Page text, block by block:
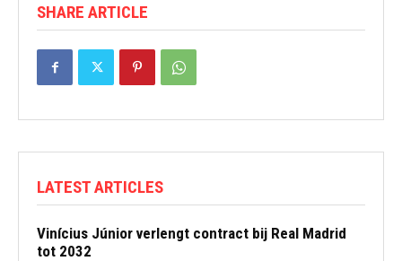
SHARE ARTICLE
LATEST ARTICLES
Vinícius Júnior verlengt contract bij Real Madrid
tot 2032